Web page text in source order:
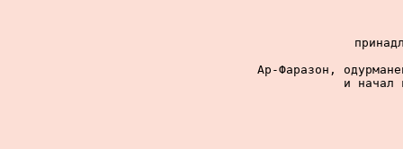
Ар-Фаразон,
и начал